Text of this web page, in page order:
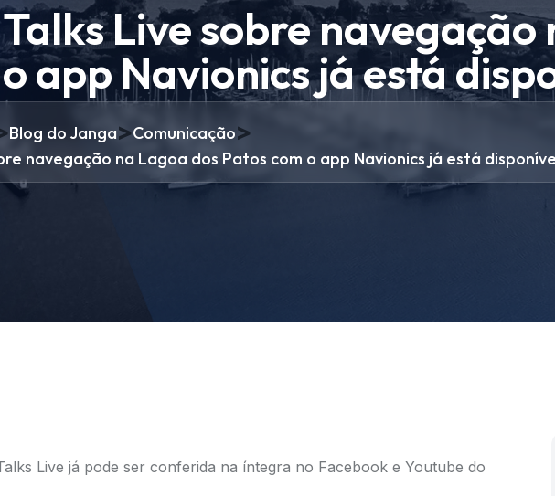
Live sobre navegação
app Navionics já está
Blog do Janga>Comunicação>
navegação na Lagoa dos Patos com o app Navionics já está
Live já pode ser conferida na íntegra no Facebook e Youtube do